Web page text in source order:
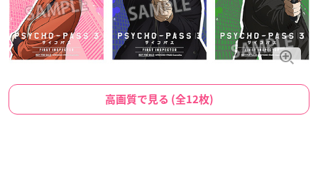
高画質で見る (全12枚)